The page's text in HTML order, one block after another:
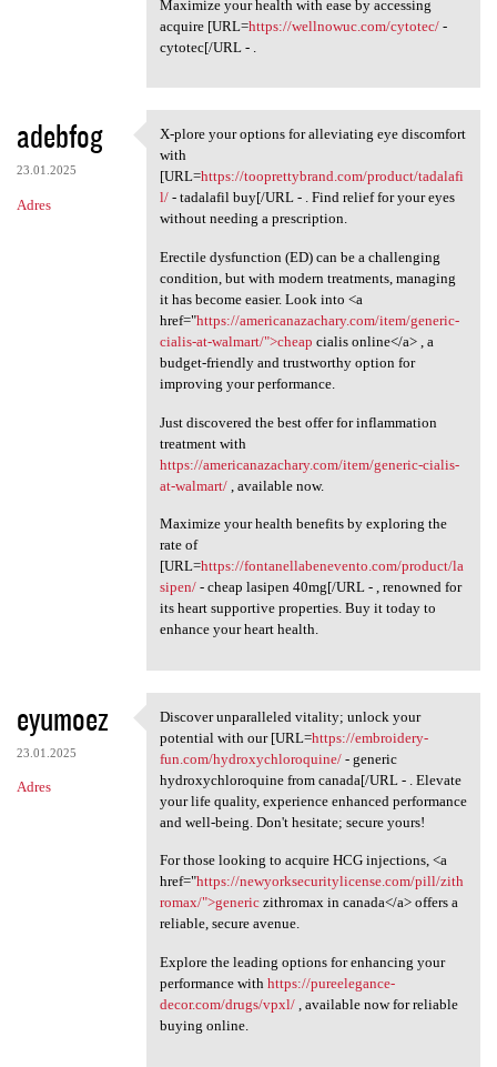
Maximize your health with ease by accessing
acquire [URL=https://wellnowuc.com/cytotec/-
cytotec[/URL - .
adebfog
23.01.2025
Adres
X-plore your options for
X-plore your options for alleviating eye discomfort
with
[URL=https://tooprettybrand.com/product/tadalafi
l/- tadalafil buy[/URL - . Find relief for your eyes
without needing a prescription.
Erectile dysfunction (ED) can be a challenging
condition, but with modern treatments, managing
it has become easier. Look into <a
href="https://americanazachary.com/item/generic-
cialis-at-walmart/">cheap cialis online</a> , a
budget-friendly and trustworthy option for
improving your performance.
Just discovered the best offer for inflammation
treatment with
https://americanazachary.com/item/generic-cialis-
at-walmart/, available now.
Maximize your health benefits by exploring the
rate of
[URL=https://fontanellabenevento.com/product/la
sipen/- cheap lasipen 40mg[/URL - , renowned for
its heart supportive properties. Buy it today to
enhance your heart health.
eyumoez
23.01.2025
Adres
Discover unparalleled
Discover unparalleled vitality; unlock your
potential with our [URL=https://embroidery-
fun.com/hydroxychloroquine/- generic
hydroxychloroquine from canada[/URL - . Elevate
your life quality, experience enhanced performance
and well-being. Don't hesitate; secure yours!
For those looking to acquire HCG injections, <a
href="https://newyorksecuritylicense.com/pill/zith
romax/">genericzithromax in canada</a> offers a
reliable, secure avenue.
Explore the leading options for enhancing your
performance with https://pureelegance-
decor.com/drugs/vpxl/, available now for reliable
buying online.